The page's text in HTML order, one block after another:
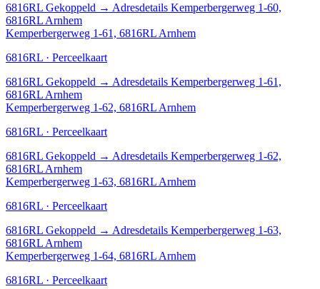
6816RL Gekoppeld → Adresdetails Kemperbergerweg 1-60,
6816RL Arnhem
Kemperbergerweg 1-61, 6816RL Arnhem
6816RL · Perceelkaart
6816RL Gekoppeld → Adresdetails Kemperbergerweg 1-61,
6816RL Arnhem
Kemperbergerweg 1-62, 6816RL Arnhem
6816RL · Perceelkaart
6816RL Gekoppeld → Adresdetails Kemperbergerweg 1-62,
6816RL Arnhem
Kemperbergerweg 1-63, 6816RL Arnhem
6816RL · Perceelkaart
6816RL Gekoppeld → Adresdetails Kemperbergerweg 1-63,
6816RL Arnhem
Kemperbergerweg 1-64, 6816RL Arnhem
6816RL · Perceelkaart